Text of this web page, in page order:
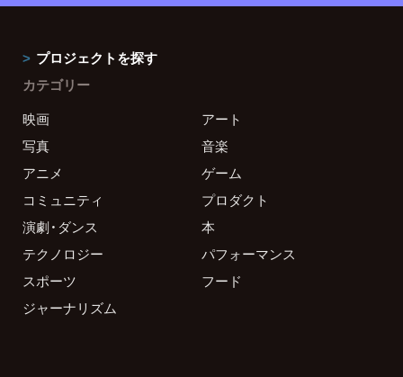
プロジェクトを探す
カテゴリー
映画
アート
写真
音楽
アニメ
ゲーム
コミュニティ
プロダクト
演劇・ダンス
本
テクノロジー
パフォーマンス
スポーツ
フード
ジャーナリズム